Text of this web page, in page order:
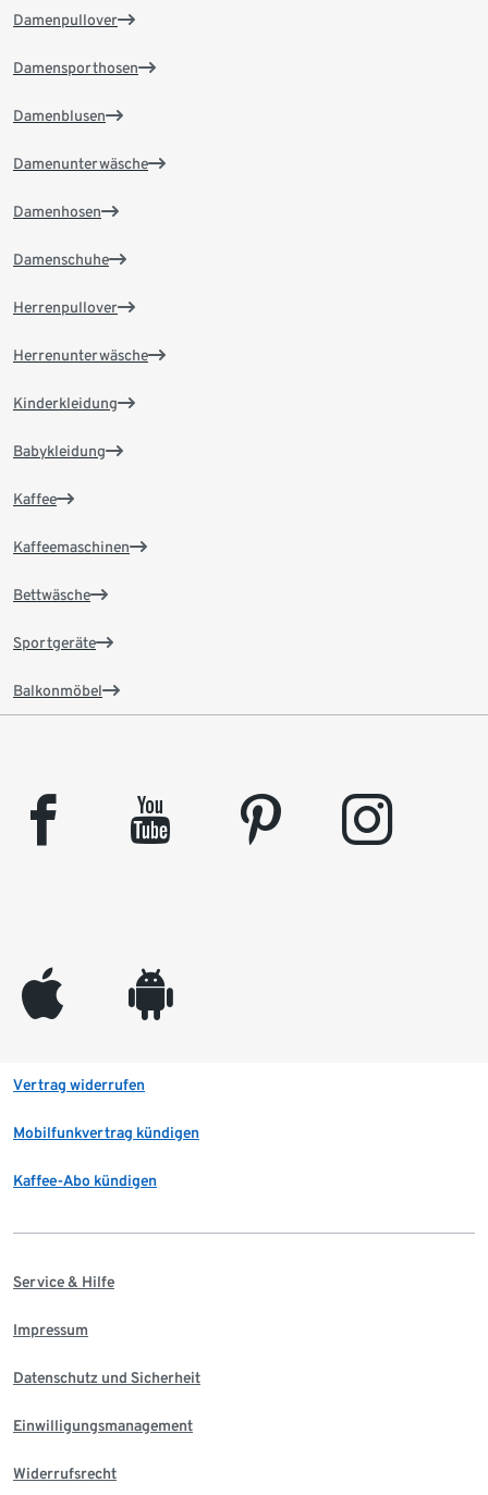
Damenpullover
Damensporthosen
Damenblusen
Damenunterwäsche
Damenhosen
Damenschuhe
Herrenpullover
Herrenunterwäsche
Kinderkleidung
Babykleidung
Kaffee
Kaffeemaschinen
Bettwäsche
Sportgeräte
Balkonmöbel
facebook youtube pinterest instagram
appleinc android
Vertrag widerrufen
Mobilfunkvertrag kündigen
Kaffee-Abo kündigen
Service & Hilfe
Impressum
Datenschutz und Sicherheit
Einwilligungsmanagement
Widerrufsrecht